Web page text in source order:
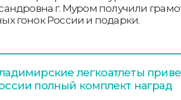
г. Муром получили
гонок России и подарки.
легкоатлеты
полный комплект наград